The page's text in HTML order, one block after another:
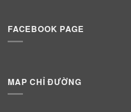
FACEBOOK PAGE
MAP CHỈ ĐƯỜNG